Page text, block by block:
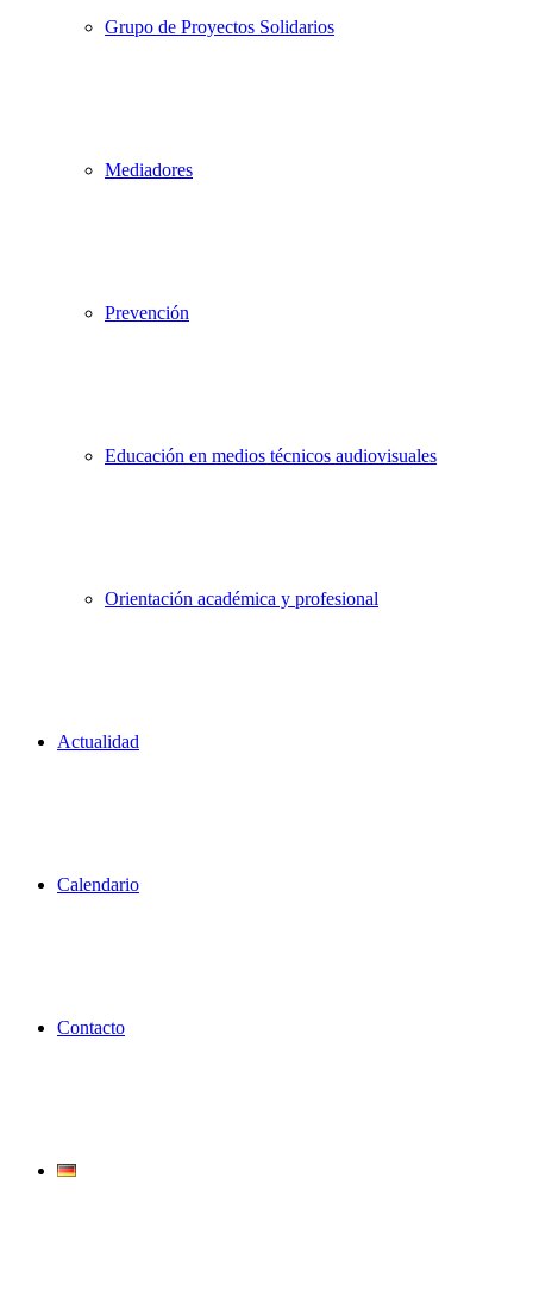
Grupo de Proyectos Solidarios
Mediadores
Prevención
Educación en medios técnicos audiovisuales
Orientación académica y profesional
Actualidad
Calendario
Contacto